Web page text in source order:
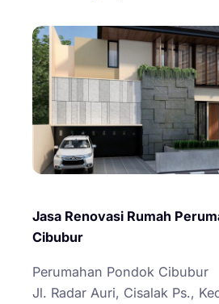
Jasa Renovasi Rumah
Cibubur
Perumahan Pondok Cibubur
Jl. Radar Auri, Cisalak Ps.,